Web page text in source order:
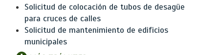
Solicitud de colocación de tubos de desagüe
para cruces de calles
Solicitud de mantenimiento de edificios
municipales